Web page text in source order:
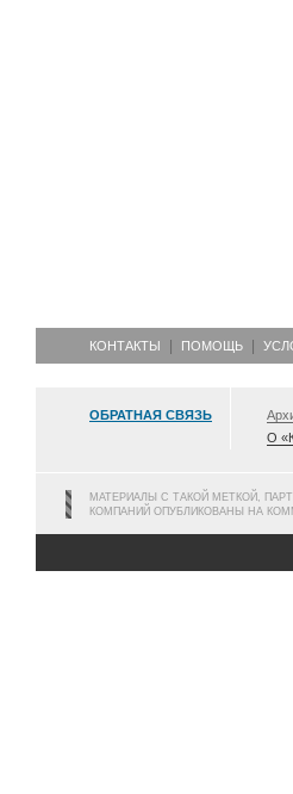
КОНТАКТЫ ПОМОЩЬ
ОБРАТНАЯ СВЯЗЬ
О
МАТЕРИАЛЫ С ТАКОЙ МЕТКОЙ,
КОМПАНИЙ ОПУБЛИКОВАНЫ НА